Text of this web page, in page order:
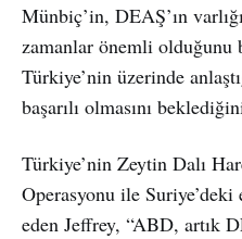
Münbiç’in, DEAŞ’ın
zamanlar önemli
Türkiye’nin üzerinde
başarılı olmasını
Türkiye’nin Zeytin Dalı
Operasyonu ile
eden Jeffrey, “ABD, artık